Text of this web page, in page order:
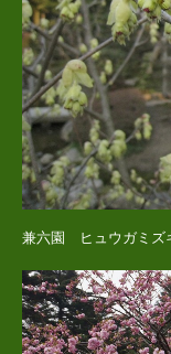
兼六園 ヒュウガミズ